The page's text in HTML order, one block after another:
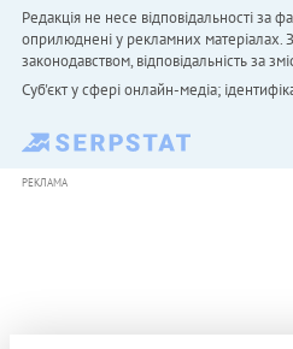
Редакція не несе відповідальності за
оприлюднені у рекламних матеріалах.
законодавством, відповідальність за
Cуб'єкт у сфері онлайн-медіа;
РЕКЛАМА